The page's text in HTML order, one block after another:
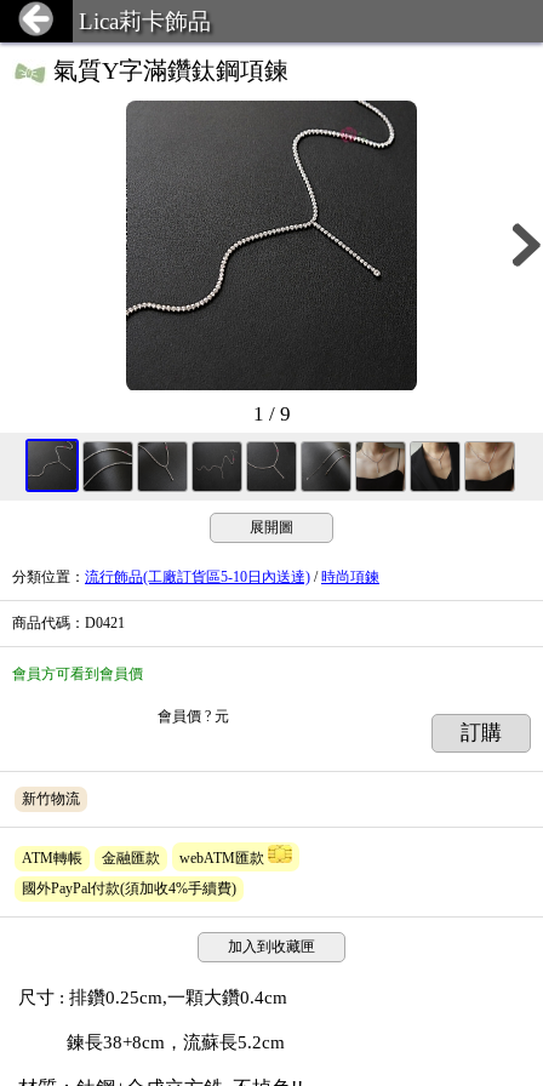
Lica莉卡飾品
氣質Y字滿鑽鈦鋼項鍊
1 / 9
展開圖
分類位置 ： 流行飾品(工廠訂貨區5-10日內送達) /時尚項鍊
商品代碼 ：D0421
會員方可看到會員價
會員價 ? 元
訂購
新竹物流
ATM轉帳 金融匯款
webATM匯款
國外PayPal付款(須加收4%手續費)
加入到收藏匣
尺寸 : 排鑽0.25cm,一顆大鑽0.4cm
鍊長38+8cm，流蘇長5.2cm